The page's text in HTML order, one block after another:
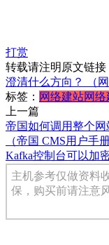
打赏
转载请注明原文链接
澄清什么方向？ （
标签： 网络建站网络
上一篇
帝国如何调用整个
（帝国 CMS用户手册
Kafka控制台可以加
主机参考仅做资料
保，购买前请注意